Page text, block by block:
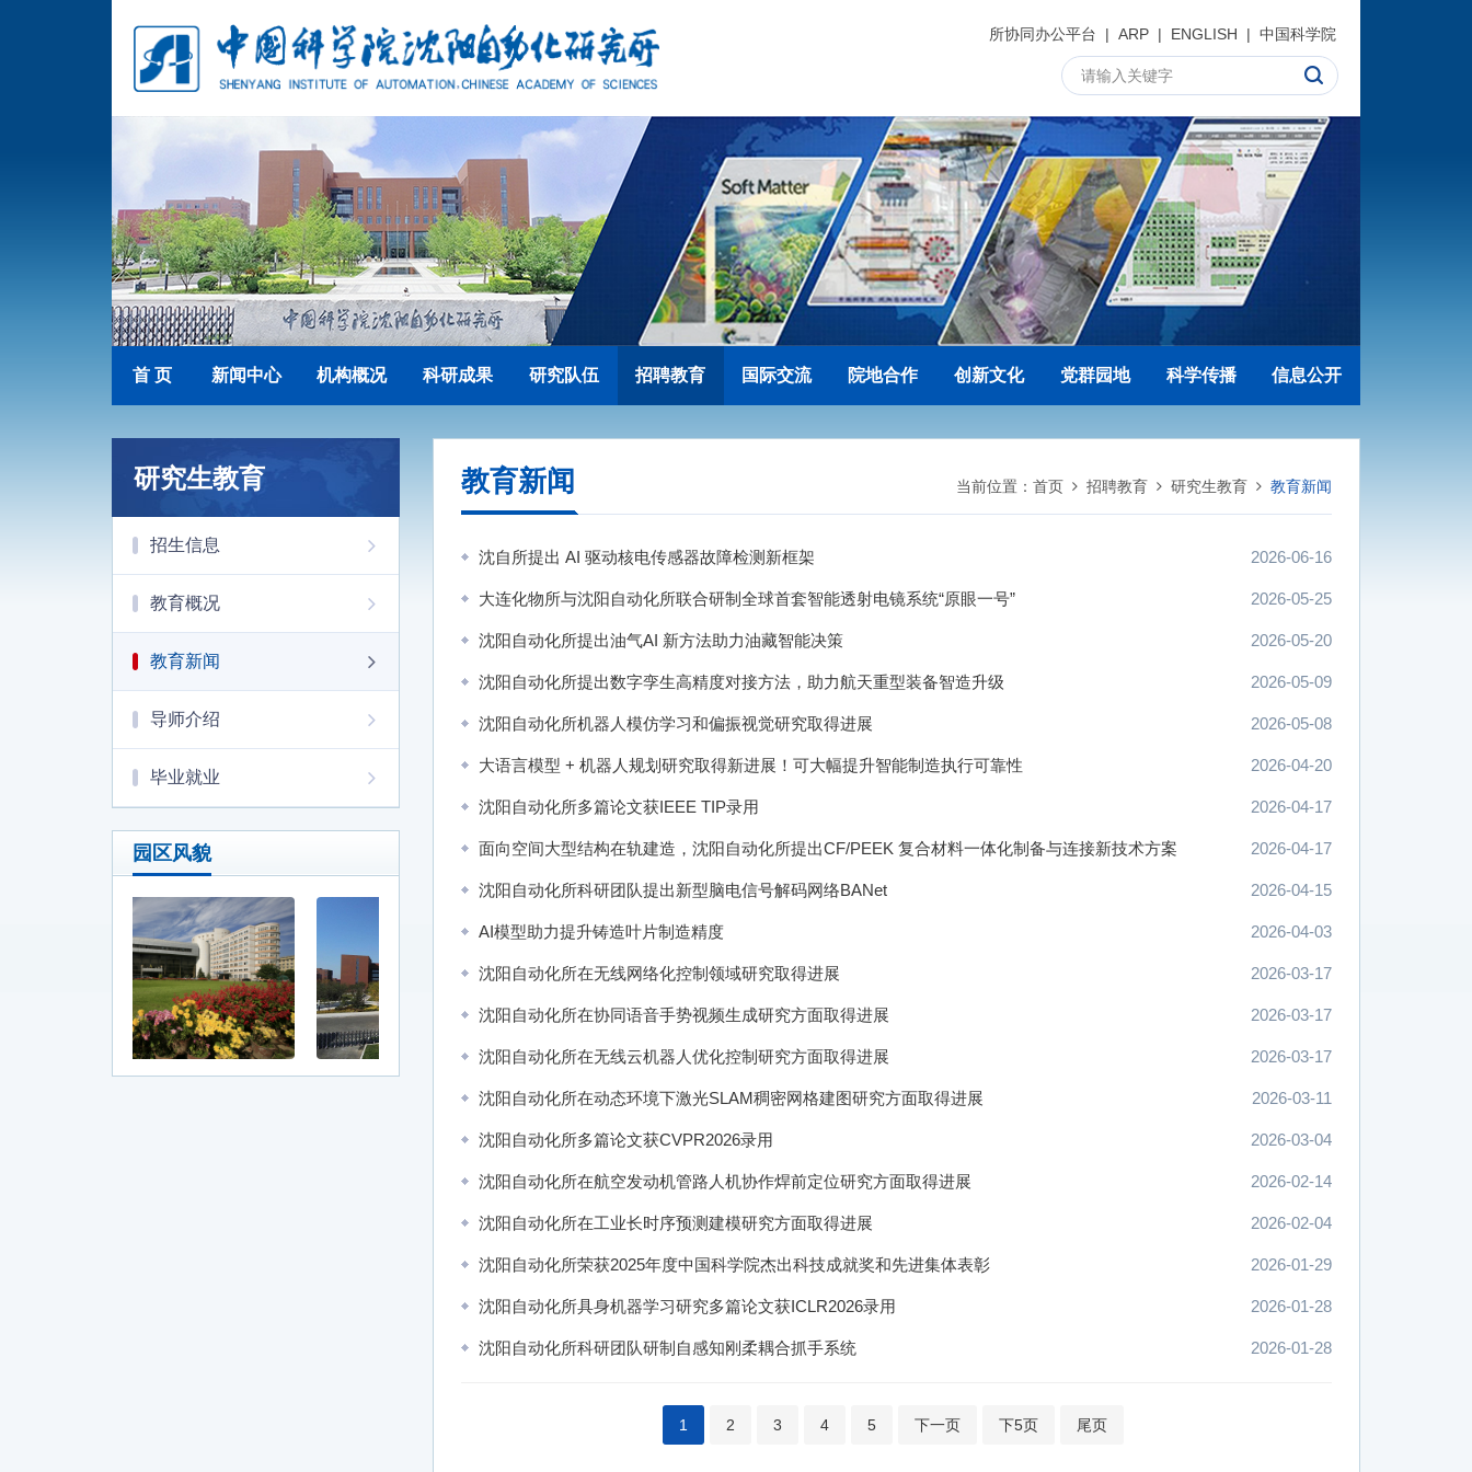
所协同办公平台 | ARP | ENGLISH | 中国科学院
首 页 新闻中心 机构概况 科研成果 研究队伍 招聘教育 国际交流 院地合作 创新文化 党群园地 科学传播 信息公开
研究生教育
招生信息
教育概况
教育新闻
导师介绍
毕业就业
园区风貌
当前位置： 首页 招聘教育 研究生教育 教育新闻
教育新闻
沈自所提出 AI 驱动核电传感器故障检测新框架 2026-06-16
大连化物所与沈阳自动化所联合研制全球首套智能透射电镜系统“原眼一号” 2026-05-25
沈阳自动化所提出油气AI 新方法助力油藏智能决策 2026-05-20
沈阳自动化所提出数字孪生高精度对接方法，助力航天重型装备智造升级 2026-05-09
沈阳自动化所机器人模仿学习和偏振视觉研究取得进展 2026-05-08
大语言模型 + 机器人规划研究取得新进展！可大幅提升智能制造执行可靠性 2026-04-20
沈阳自动化所多篇论文获IEEE TIP录用 2026-04-17
面向空间大型结构在轨建造，沈阳自动化所提出CF/PEEK 复合材料一体化制备与连接新技术方案 2026-04-17
沈阳自动化所科研团队提出新型脑电信号解码网络BANet 2026-04-15
AI模型助力提升铸造叶片制造精度 2026-04-03
沈阳自动化所在无线网络化控制领域研究取得进展 2026-03-17
沈阳自动化所在协同语音手势视频生成研究方面取得进展 2026-03-17
沈阳自动化所在无线云机器人优化控制研究方面取得进展 2026-03-17
沈阳自动化所在动态环境下激光SLAM稠密网格建图研究方面取得进展 2026-03-11
沈阳自动化所多篇论文获CVPR2026录用 2026-03-04
沈阳自动化所在航空发动机管路人机协作焊前定位研究方面取得进展 2026-02-14
沈阳自动化所在工业长时序预测建模研究方面取得进展 2026-02-04
沈阳自动化所荣获2025年度中国科学院杰出科技成就奖和先进集体表彰 2026-01-29
沈阳自动化所具身机器学习研究多篇论文获ICLR2026录用 2026-01-28
沈阳自动化所科研团队研制自感知刚柔耦合抓手系统 2026-01-28
1 2 3 4 5 下一页 下5页 尾页